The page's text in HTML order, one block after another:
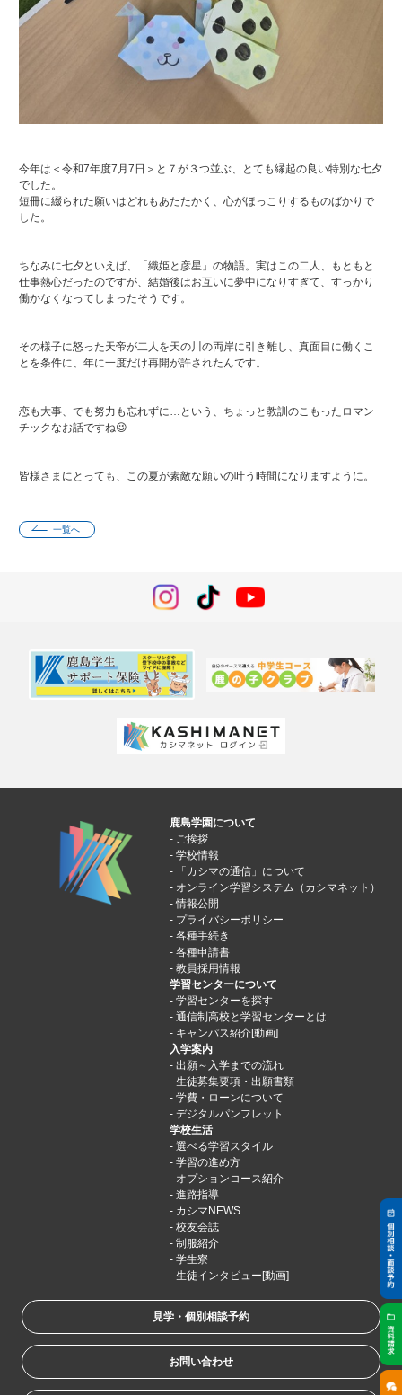
今年は＜令和7年度7月7日＞と７が３つ並ぶ、とても縁起の良い特別な七夕
でした。
短冊に綴られた願いはどれもあたたかく、心がほっこりするものばかりで
した。
ちなみに七夕といえば、「織姫と彦星」の物語。実はこの二人、もともと
仕事熱心だったのですが、結婚後はお互いに夢中になりすぎて、すっかり
働かなくなってしまったそうです。
その様子に怒った天帝が二人を天の川の両岸に引き離し、真面目に働くこ
とを条件に、年に一度だけ再開が許されたんです。
恋も大事、でも努力も忘れずに…という、ちょっと教訓のこもったロマン
チックなお話ですね😉
皆様さまにとっても、この夏が素敵な願いの叶う時間になりますように。
一覧へ
鹿島学園について
ご挨拶
学校情報
「カシマの通信」について
オンライン学習システム（カシマネット）
情報公開
プライバシーポリシー
各種手続き
各種申請書
教員採用情報
学習センターについて
学習センターを探す
通信制高校と学習センターとは
キャンパス紹介[動画]
入学案内
出願～入学までの流れ
生徒募集要項・出願書類
学費・ローンについて
デジタルパンフレット
学校生活
選べる学習スタイル
学習の進め方
オプションコース紹介
進路指導
カシマNEWS
校友会誌
制服紹介
学生寮
生徒インタビュー[動画]
見学・個別相談予約
お問い合わせ